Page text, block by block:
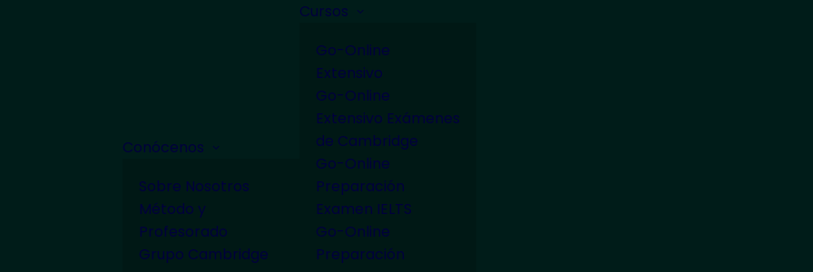
Conócenos
Sobre Nosotros
Método y
Profesorado
Grupo Cambridge
Cursos
Go-Online
Extensivo
Go-Online
Extensivo Exámenes
de Cambridge
Go-Online
Preparación
Examen IELTS
Go-Online
Preparación